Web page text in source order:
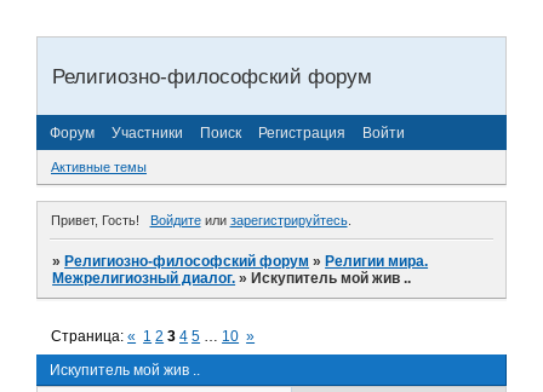
Религиозно-философский форум
Форум Участники Поиск Регистрация Войти
Активные темы
Привет, Гость! Войдитеили зарегистрируйтесь.
»Религиозно-философский форум »Религии мира.
Межрелигиозный диалог. »Искупитель мой жив ..
Искупитель мой жив ..
Страница:« 1 2 3 4 5 … 10 »